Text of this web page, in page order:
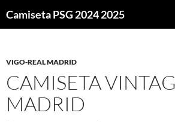
Camiseta PSG 2024 2025
VIGO-REAL MADRID
CAMISETA
MADRID